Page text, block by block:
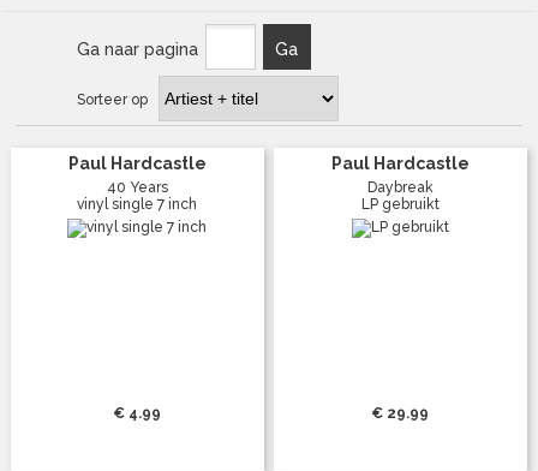
Ga naar pagina Ga
Sorteer op
Paul Hardcastle
40 Years
vinyl single 7 inch
€ 4.99
Paul Hardcastle
Daybreak
LP gebruikt
€ 29.99